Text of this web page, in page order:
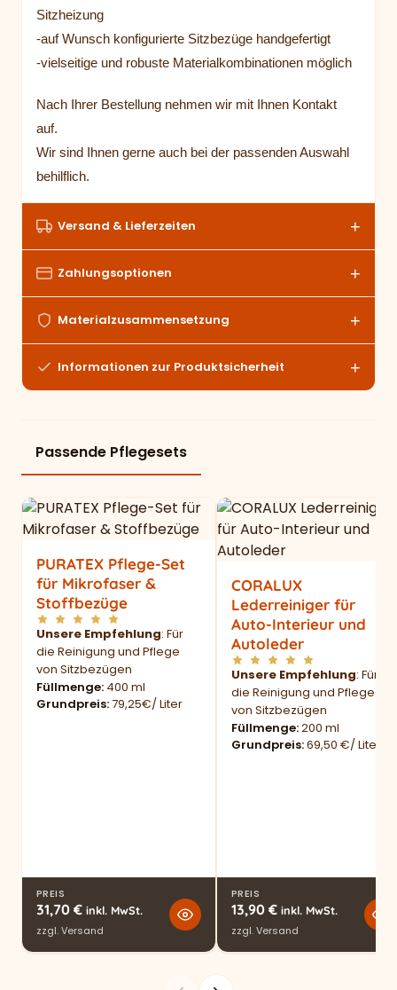
Sitzheizung
-auf Wunsch konfigurierte Sitzbezüge handgefertigt
-vielseitige und robuste Materialkombinationen möglich
Nach Ihrer Bestellung nehmen wir mit Ihnen Kontakt
auf.
Wir sind Ihnen gerne auch bei der passenden Auswahl
behilflich.
Versand & Lieferzeiten
Zahlungsoptionen
Materialzusammensetzung
Informationen zur Produktsicherheit
Passende Pflegesets
PURATEX Pflege-Set
für Mikrofaser &
Stoffbezüge
Unsere Empfehlung: Für
die Reinigung und Pflege
von Sitzbezügen
Füllmenge 400 ml
Grundpreis 79,25€/ Liter
PREIS
31,70 € inkl. MwSt.
zzgl.Versand
CORALUX
Lederreiniger für
Auto-Interieur und
Autoleder
Unsere Empfehlung: Für
die Reinigung und Pflege
von Sitzbezügen
Füllmenge 200 ml
Grundpreis 69,50 €/ Liter
PREIS
13,90 € inkl. MwSt.
zzgl.Versand